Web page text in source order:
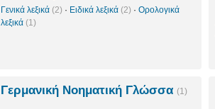
Γενικά λεξικά (2) · Ειδικά λεξικά (2) · Ορολογικά
λεξικά (1)
Γερμανική Νοηματική Γλώσσα (1)